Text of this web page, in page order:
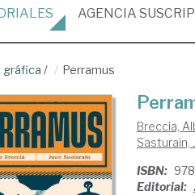
AGENCIA
gráfica / Perramus
Breccia,
Sasturain,
ISBN:
Editorial: